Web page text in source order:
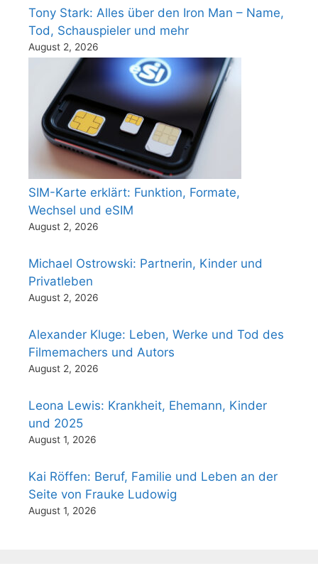
Tony Stark: Alles über den Iron Man – Name,
Tod, Schauspieler und mehr
August 2, 2026
SIM-Karte erklärt: Funktion, Formate,
Wechsel und eSIM
August 2, 2026
Michael Ostrowski: Partnerin, Kinder und
Privatleben
August 2, 2026
Alexander Kluge: Leben, Werke und Tod des
Filmemachers und Autors
August 2, 2026
Leona Lewis: Krankheit, Ehemann, Kinder
und 2025
August 1, 2026
Kai Röffen: Beruf, Familie und Leben an der
Seite von Frauke Ludowig
August 1, 2026